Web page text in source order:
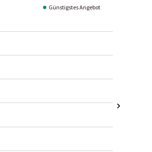
Günstigstes Angebot